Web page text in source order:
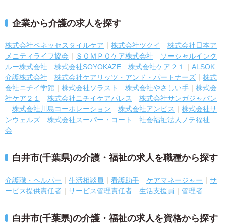
企業から介護の求人を探す
株式会社ベネッセスタイルケア 株式会社ツクイ
株式会社日本ア
メニティライフ協会
ＳＯＭＰＯケア株式会社
ソーシャルインク
ルー株式会社
株式会社SOYOKAZE 株式会社ケア２１
ALSOK
介護株式会社
株式会社ケアリッツ・アンド・パートナーズ
株式
会社ニチイ学館
株式会社ソラスト 株式会社やさしい手
株式会
社ケア２１
株式会社ニチイケアパレス
株式会社サンガジャパン
株式会社川島コーポレーション
株式会社アンビス
株式会社サ
ンウェルズ
株式会社スーパー・コート
社会福祉法人ノテ福祉
会
白井市(千葉県)の介護・福祉の求人を職種から探す
介護職・ヘルパー 生活相談員 看護助手 ケアマネージャー
サ
ービス提供責任者
サービス管理責任者 生活支援員 管理者
白井市(千葉県)の介護・福祉の求人を資格から探す